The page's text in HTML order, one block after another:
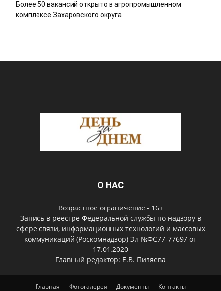
Более 50 вакансий открыто в агропромышленном
комплексе Захаровского округа
О НАС
Возрастное ограничение - 16+
Запись в реестре Федеральной службы по надзору в
сфере связи, информационных технологий и массовых
коммуникаций (Роскомнадзор) Эл №ФС77-77697 от
17.01.2020
Главный редактор: Е.В. Пиляева
Главная Фотогалерея Документы Контакты